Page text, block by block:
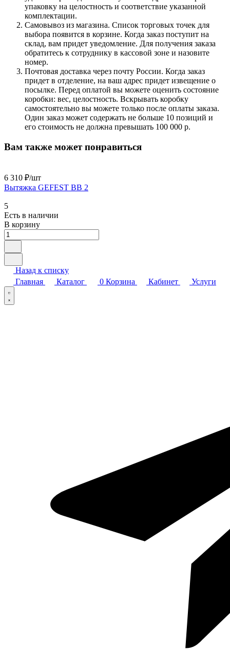
упаковку на целостность и соответствие указанной
комплектации.
Самовывоз из магазина. Список торговых точек для
выбора появится в корзине. Когда заказ поступит на
склад, вам придет уведомление. Для получения заказа
обратитесь к сотруднику в кассовой зоне и назовите
номер.
Почтовая доставка через почту России. Когда заказ
придет в отделение, на ваш адрес придет извещение о
посылке. Перед оплатой вы можете оценить состояние
коробки: вес, целостность. Вскрывать коробку
самостоятельно вы можете только после оплаты заказа.
Один заказ может содержать не больше 10 позиций и
его стоимость не должна превышать 100 000 р.
Вам также может понравиться
6 310 ₽/шт
Вытяжка GEFEST ВВ 2
5
Есть в наличии
В корзину
Назад к списку
Главная
Каталог 0 Корзина Кабинет Услуги